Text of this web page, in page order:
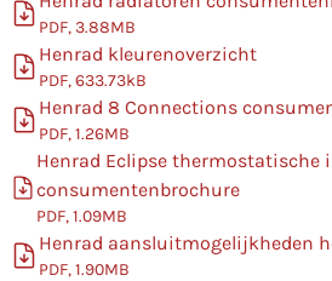
PDF, 3.88MB
Henrad kleurenoverzicht
PDF, 633.73kB
Henrad 8 Connections
PDF, 1.26MB
Henrad Eclipse thermostatische
consumentenbrochure
PDF, 1.09MB
Henrad aansluitmogelijkheden
PDF, 1.90MB